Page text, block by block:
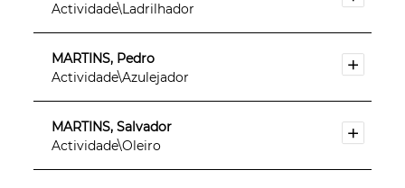
Actividade\Ladrilhador
MARTINS, Pedro
Actividade\Azulejador
MARTINS, Salvador
Actividade\Oleiro